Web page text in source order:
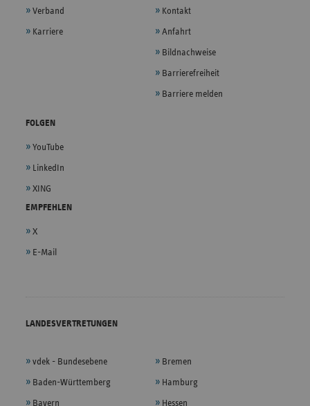
Verband
Karriere
Kontakt
Anfahrt
Bildnachweise
Barrierefreiheit
Barriere melden
FOLGEN
YouTube
LinkedIn
XING
EMPFEHLEN
X
E-Mail
LANDESVERTRETUNGEN
vdek - Bundesebene
Baden-Württemberg
Bayern
Bremen
Hamburg
Hessen